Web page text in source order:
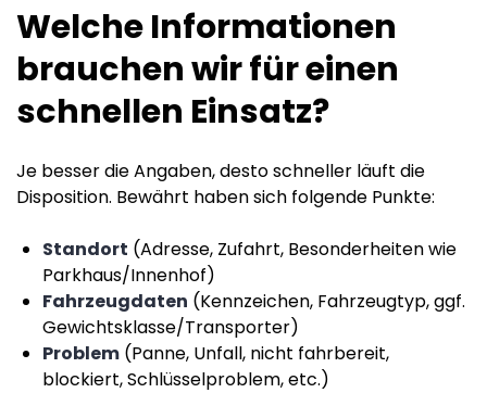
Welche Informationen
brauchen wir für einen
schnellen Einsatz?
Je besser die Angaben, desto schneller läuft die
Disposition. Bewährt haben sich folgende Punkte:
Standort (Adresse, Zufahrt, Besonderheiten wie
Parkhaus/Innenhof)
Fahrzeugdaten (Kennzeichen, Fahrzeugtyp, ggf.
Gewichtsklasse/Transporter)
Problem (Panne, Unfall, nicht fahrbereit,
blockiert, Schlüsselproblem, etc.)